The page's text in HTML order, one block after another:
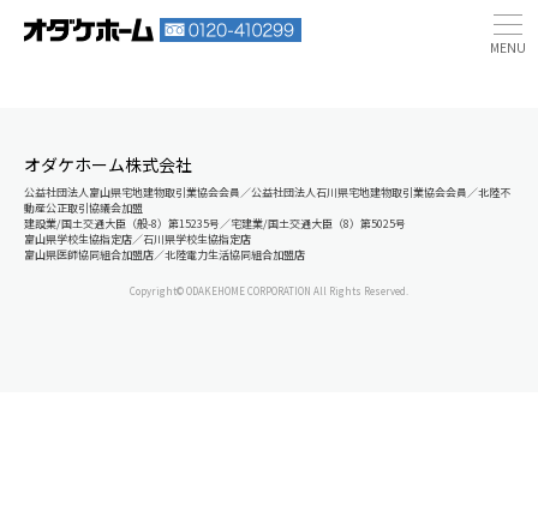
オダケホーム株式会社
公益社団法人富山県宅地建物取引業協会会員／公益社団法人石川県宅地建物取引業協会会員／北陸不
動産公正取引協議会加盟
建設業/国土交通大臣（般-8）第15235号／宅建業/国土交通大臣（8）第5025号
富山県学校生協指定店／石川県学校生協指定店
富山県医師協同組合加盟店／北陸電力生活協同組合加盟店
Copyright© ODAKEHOME CORPORATION All Rights Reserved.